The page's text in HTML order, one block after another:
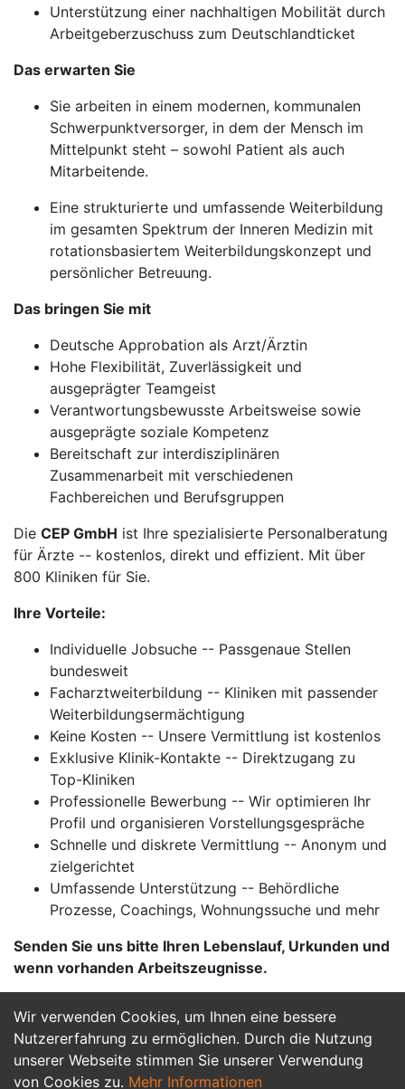
Wir verwenden Cookies, um Ihnen eine bessere
Nutzererfahrung zu ermöglichen. Durch die Nutzung
unserer Webseite stimmen Sie unserer Verwendung
von Cookies zu. Mehr Informationen
Unterstützung einer nachhaltigen Mobilität durch
Arbeitgeberzuschuss zum Deutschlandticket
Das erwarten Sie
Sie arbeiten in einem modernen, kommunalen
Schwerpunktversorger, in dem der Mensch im
Mittelpunkt steht – sowohl Patient als auch
Mitarbeitende.
Eine strukturierte und umfassende Weiterbildung
im gesamten Spektrum der Inneren Medizin mit
rotationsbasiertem Weiterbildungskonzept und
persönlicher Betreuung.
Das bringen Sie mit
Deutsche Approbation als Arzt/Ärztin
Hohe Flexibilität, Zuverlässigkeit und
ausgeprägter Teamgeist
Verantwortungsbewusste Arbeitsweise sowie
ausgeprägte soziale Kompetenz
Bereitschaft zur interdisziplinären
Zusammenarbeit mit verschiedenen
Fachbereichen und Berufsgruppen
Die CEP GmbH ist Ihre spezialisierte Personalberatung
für Ärzte -- kostenlos, direkt und effizient. Mit über
800 Kliniken für Sie.
Ihre Vorteile:
Individuelle Jobsuche -- Passgenaue Stellen
bundesweit
Facharztweiterbildung -- Kliniken mit passender
Weiterbildungsermächtigung
Keine Kosten -- Unsere Vermittlung ist kostenlos
Exklusive Klinik-Kontakte -- Direktzugang zu
Top-Kliniken
Professionelle Bewerbung -- Wir optimieren Ihr
Profil und organisieren Vorstellungsgespräche
Schnelle und diskrete Vermittlung -- Anonym und
zielgerichtet
Umfassende Unterstützung -- Behördliche
Prozesse, Coachings, Wohnungssuche und mehr
Senden Sie uns bitte Ihren Lebenslauf, Urkunden und
wenn vorhanden Arbeitszeugnisse.
Jetzt Bewerben